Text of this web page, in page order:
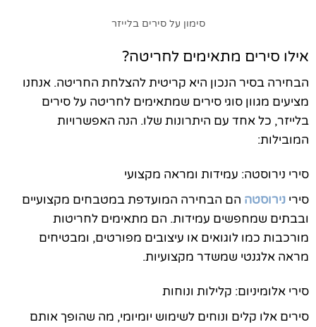
סימון על סירים בלייזר
אילו סירים מתאימים לחריטה?
הבחירה בסיר הנכון היא קריטית להצלחת החריטה. אנחנו
מציעים מגוון סוגי סירים שמתאימים לחריטה על סירים
בלייזר, כל אחד עם היתרונות שלו. הנה האפשרויות
המובילות:
סירי נירוסטה: עמידות ומראה מקצועי
סירי נירוסטה הם הבחירה המועדפת במטבחים מקצועיים
ובבתים שמחפשים עמידות. הם מתאימים לחריטות
מורכבות כמו לוגואים או עיצובים מפורטים, ומבטיחים
מראה אלגנטי שמשדר מקצועיות.
סירי אלומיניום: קלילות ונוחות
סירים אלו קלים ונוחים לשימוש יומיומי, מה שהופך אותם